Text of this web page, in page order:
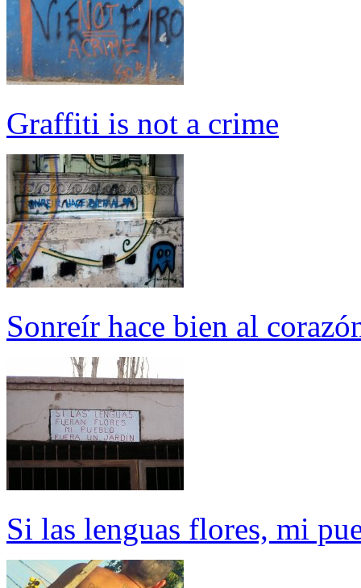
Graffiti is not a crime
Sonreír hace bien al
Si las lenguas flores, mi